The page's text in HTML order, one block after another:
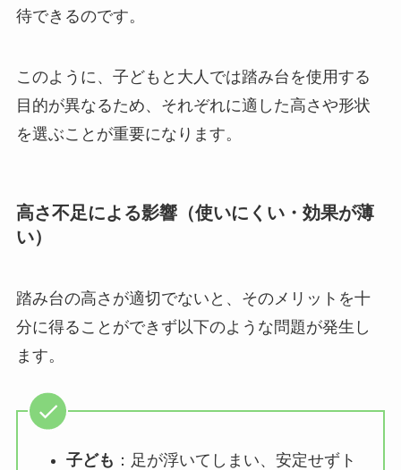
待できるのです。
このように、子どもと大人では踏み台を使用する
目的が異なるため、それぞれに適した高さや形状
を選ぶことが重要になります。
高さ不足による影響（使いにくい・効果が薄
い）
踏み台の高さが適切でないと、そのメリットを十
分に得ることができず以下のような問題が発生し
ます。
子ども ：足が浮いてしまい、安定せずト